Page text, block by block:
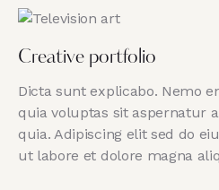
Creative portfolio
Dicta sunt explicabo. Nemo
quia voluptas sit aspernatur
quia. Adipiscing elit sed do
ut labore et dolore magna